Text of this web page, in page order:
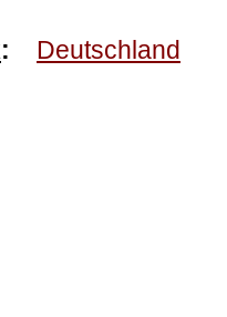
: Deutschland